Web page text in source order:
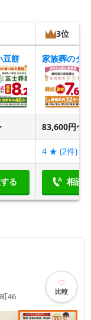
3位
豆餅
83,600円〜
4 ★ (2件)
る 相談
46 比較